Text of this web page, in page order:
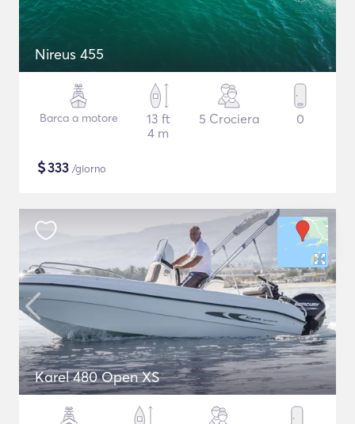
Nireus 455
Barca a motore
13 ft
4 m
5 Crociera 0
$333 /giorno
Karel 480 Open XS